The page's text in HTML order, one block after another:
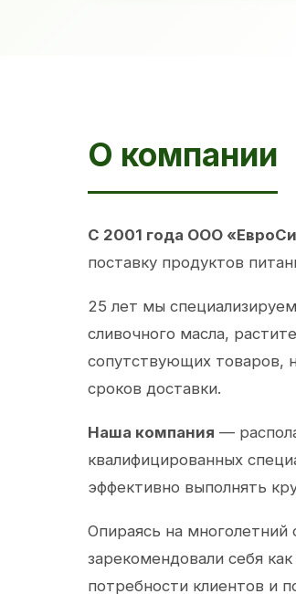
О компании
С 2001 года ООО
поставку продуктов
25 лет мы
сливочного масла,
сопутствующих товаров,
сроков доставки.
Наша компания —
квалифицированных
эффективно выполнять
Опираясь на
зарекомендовали себя
потребности клиентов и